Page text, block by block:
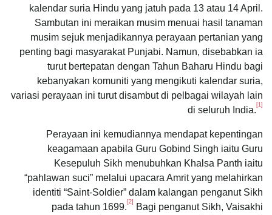
kalendar suria Hindu yang jatuh pada 13 atau 14 April.
Sambutan ini meraikan musim menuai hasil tanaman
musim sejuk menjadikannya perayaan pertanian yang
penting bagi masyarakat Punjabi. Namun, disebabkan ia
turut bertepatan dengan Tahun Baharu Hindu bagi
kebanyakan komuniti yang mengikuti kalendar suria,
variasi perayaan ini turut disambut di pelbagai wilayah lain
di seluruh India. [1]
Perayaan ini kemudiannya mendapat kepentingan
keagamaan apabila Guru Gobind Singh iaitu Guru
Kesepuluh Sikh menubuhkan Khalsa Panth iaitu
“pahlawan suci” melalui upacara Amrit yang melahirkan
identiti “Saint-Soldier” dalam kalangan penganut Sikh
pada tahun 1699. [2]
Bagi penganut Sikh, Vaisakhi